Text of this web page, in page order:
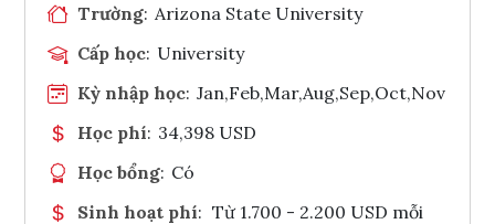
Trường: Arizona State University
Cấp học: University
Kỳ nhập học: Jan,Feb,Mar,Aug,Sep,Oct,Nov
Học phí: 34,398 USD
Học bổng: Có
Sinh hoạt phí: Từ 1.700 - 2.200 USD mỗi